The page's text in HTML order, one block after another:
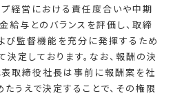
プ経営における責任度合いや中期
給与とのバランスを評価し、取締
び監督機能を充分に発揮するため
定しております。なお、報酬の決
表取締役社長は事前に報酬案を社
うえで決定することで、その権限